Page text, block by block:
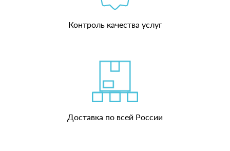
Контроль качества услуг
Доставка по всей России